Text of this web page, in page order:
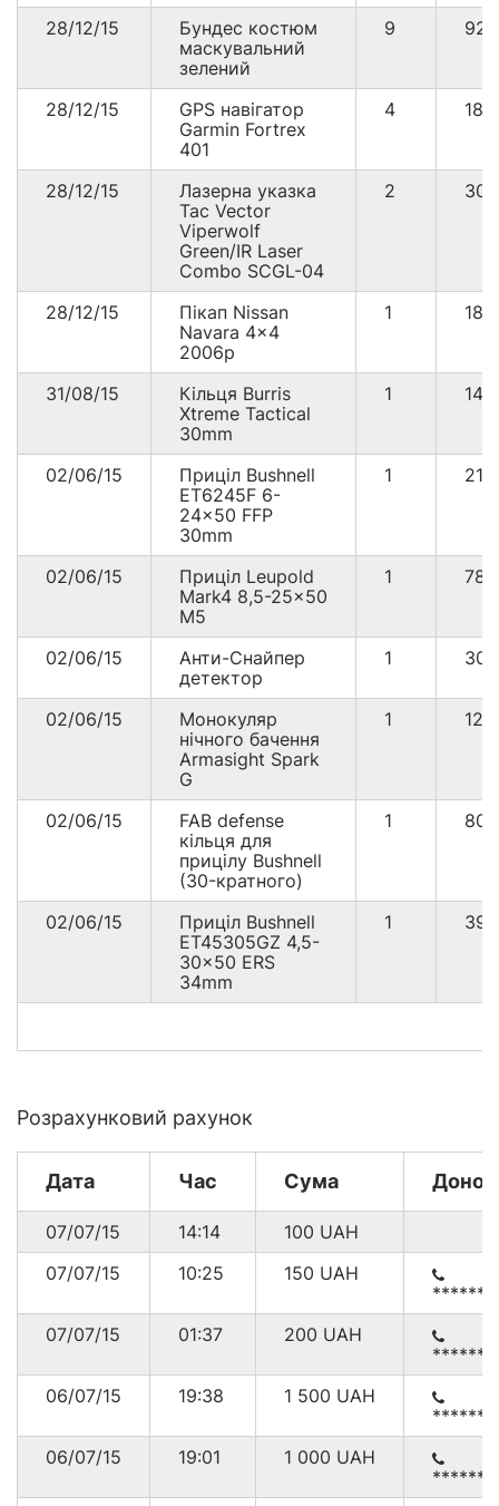
28/12/15
Бундес костюм
маскувальний
зелений
9
28/12/15
GPS навігатор
Garmin Fortrex
401
4
28/12/15
Лазерна указка
Tac Vector
Viperwolf
Green/IR Laser
Combo SCGL-04
2
28/12/15
Пікап Nissan
Navara 4x4
2006р
1
31/08/15
Кільця Burris
Xtreme Tactical
30mm
1
02/06/15
Приціл Bushnell
ET6245F 6-
24x50 FFP
30mm
1
02/06/15
Приціл Leupold
Mark4 8,5-25x50
M5
1
02/06/15
Анти-Снайпер
детектор
1
02/06/15
Монокуляр
нічного бачення
Armasight Spark
G
1
02/06/15
FAB defense
кільця для
прицілу Bushnell
(30-кратного)
1
02/06/15
Приціл Bushnell
ET45305GZ 4,5-
30x50 ERS
34mm
1
Розрахунковий рахунок
Дата Час Сума Донор
07/07/15 14:14 100 UAH
07/07/15
10:25 150 UAH
07/07/15
01:37 200 UAH
06/07/15
19:38 1 500 UAH
06/07/15
19:01 1 000 UAH